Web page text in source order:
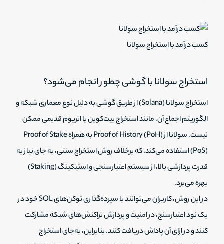
کسب درآمد با استخراج سولانا
استخراج سولانا با گوشی چطور انجام می‌شود؟
استخراج سولانا (Solana) از طریق گوشی به دلیل نوع معماری شبکه و
الگوریتم اجماع آن، مانند استخراج بیت‌کوین یا اتریوم قدیمی ممکن
نیست. سولانا از Proof of History (PoH) به همراه Proof of Stake
(PoS) استفاده می‌کند، که برخلاف روش استخراج سنتی، به جای نیاز به
قدرت پردازشی بالا، از سیستم اعتبارسنجی و استیکینگ (Staking)
بهره می‌برد.
در این روش، کاربران می‌توانند با سپرده‌گذاری توکن‌های SOL خود در
یک نود اعتبارسنج، در امنیت و پردازش تراکنش‌های شبکه مشارکت
کنند و در ازای آن پاداش دریافت کنند. بنابراین، به‌جای استخراج